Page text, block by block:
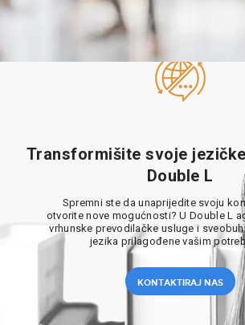
Transformišite svoje
Double L
Spremni ste da unaprijedite svoju
otvorite nove mogućnosti? U Double L
vrhunske prevodilačke usluge i
jezika prilagođene vašim
KONTAKTIRAJ NAS